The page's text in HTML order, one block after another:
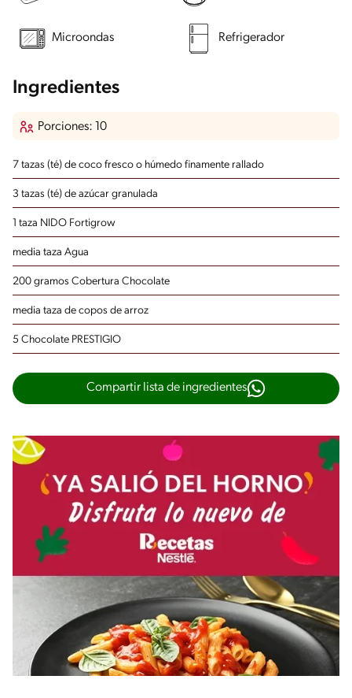
Microondas Refrigerador
Ingredientes
Porciones: 10
7 tazas (té) de coco fresco o húmedo finamente rallado
3 tazas (té) de azúcar granulada
1 taza NIDO Fortigrow
media taza Agua
200 gramos Cobertura Chocolate
media taza de copos de arroz
5 Chocolate PRESTIGIO
Compartir lista de ingredientes